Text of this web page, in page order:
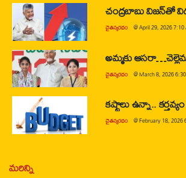
చంద్రబాబు విజన్‌తో
చైతన్యరధం @April 29, 2026
అమ్మకు
చైతన్యరధం @March 8, 2026
కష్టాలు ఉన్నా..
చైతన్యరధం @February 18, 2026
మరిన్ని